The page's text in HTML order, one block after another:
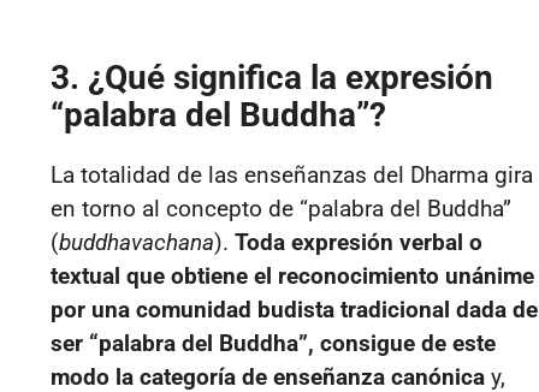
3. ¿Qué significa la expresión
“palabra del Buddha”?
La totalidad de las enseñanzas del Dharma gira
en torno al concepto de “palabra del Buddha”
(buddhavachana). Toda expresión verbal o
textual que obtiene el reconocimiento unánime
por una comunidad budista tradicional dada de
ser “palabra del Buddha”, consigue de este
modo la categoría de enseñanza canónica y,